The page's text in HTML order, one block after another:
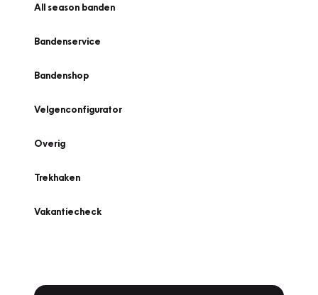
All season banden
Bandenservice
Bandenshop
Velgenconfigurator
Overig
Trekhaken
Vakantiecheck